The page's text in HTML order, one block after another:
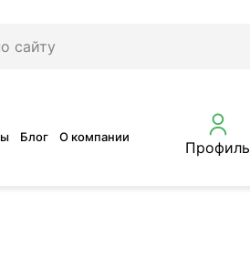
Блог О компании
Профиль